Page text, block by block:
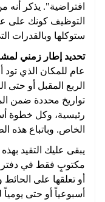
افتراضية". يذكر أنه
التوظيف كونك على
ستوكلها وبالقدرات
تحديد إطار زمني
عام للمكان الذي تود
الربع المقبل أو حتى
تواريخ محددة ضمن
رئيسية، وكل خطوة
الخاص. وباتباع هذه
يبقى عليك التقيد
مكتوبٍ فقط في دفتر
أو تعلقها على
أسبوعياً أو حتى